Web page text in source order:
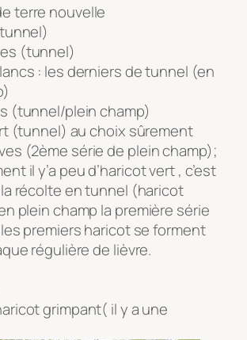
terre nouvelle
(tunnel)
: les derniers de tunnel (en
(tunnel/plein champ)
(tunnel) au choix sûrement
(2ème série de plein champ);
il y’a peu d’haricot vert , c’est
récolte en tunnel (haricot
plein champ la première série
premiers haricot se forment
régulière de lièvre.
grimpant( il y a une